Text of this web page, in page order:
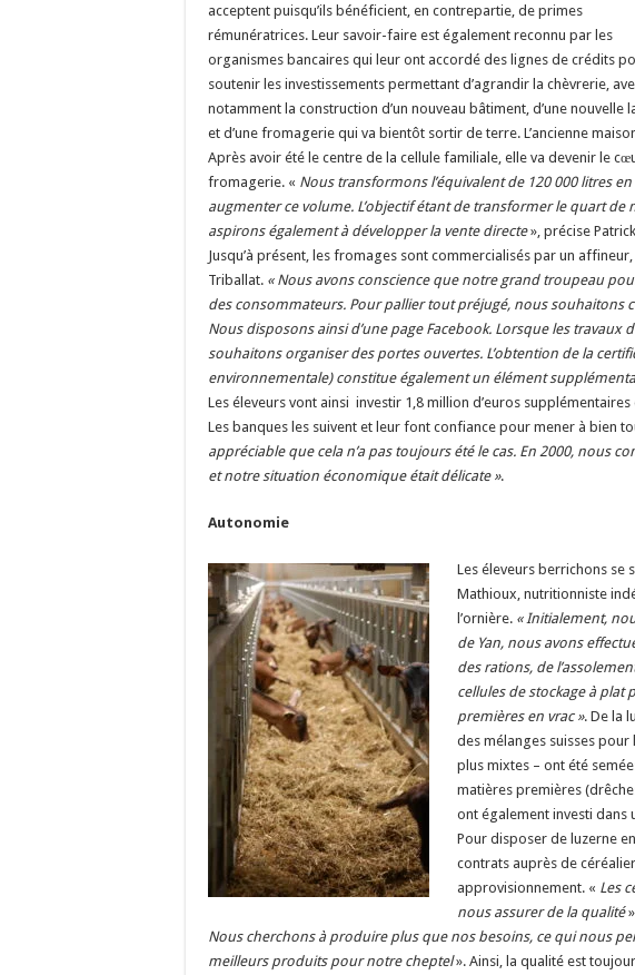
acceptent puisqu’ils bénéficient, en contrepartie, de primes
rémunératrices. Leur savoir-faire est également reconnu par les
organismes bancaires qui leur ont accordé des lignes de crédits
soutenir les investissements permettant d’agrandir la chèvrerie,
notamment la construction d’un nouveau bâtiment, d’une nouvelle
et d’une fromagerie qui va bientôt sortir de terre. L’ancienne
Après avoir été le centre de la cellule familiale, elle va devenir le
fromagerie. « Nous transformons l’équivalent de 120 000 litres
augmenter ce volume. L’objectif étant de transformer le quart
aspirons également à développer la vente directe » , précise
Jusqu’à présent, les fromages sont commercialisés par un
Triballat. «Nous avons conscience que notre grand troupeau
des consommateurs. Pour pallier tout préjugé, nous
Nous disposons ainsi d’une page Facebook. Lorsque les travaux
souhaitons organiser des portes ouvertes. L’obtention de la
environnementale) constitue également un élément
Les éleveurs vont ainsi investir 1,8 million d’euros
Les banques les suivent et leur font confiance pour mener à bien
appréciable que cela n’a pas toujours été le cas. En 2000, nous
et notre situation économique était délicate ».
Autonomie
Les éleveurs berrichons se
Mathioux, nutritionniste
l’ornière. «Initialement,
de Yan, nous avons
des rations, de
cellules de stockage à plat
premières en vrac ». De la
des mélanges suisses
plus mixtes – ont été
matières premières
ont également investi dans
Pour disposer de luzerne
contrats auprès de
approvisionnement. « Les
nous assurer de la qualité »
Nous cherchons à produire plus que nos besoins, ce qui nous
meilleurs produits pour notre cheptel ». Ainsi, la qualité est